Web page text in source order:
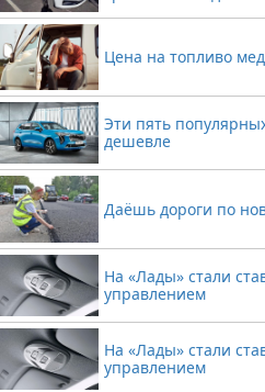
Цена на топливо
Эти пять
дешевле
Даёшь дороги по
На «Лады» стали
управлением
На «Лады» стали
управлением